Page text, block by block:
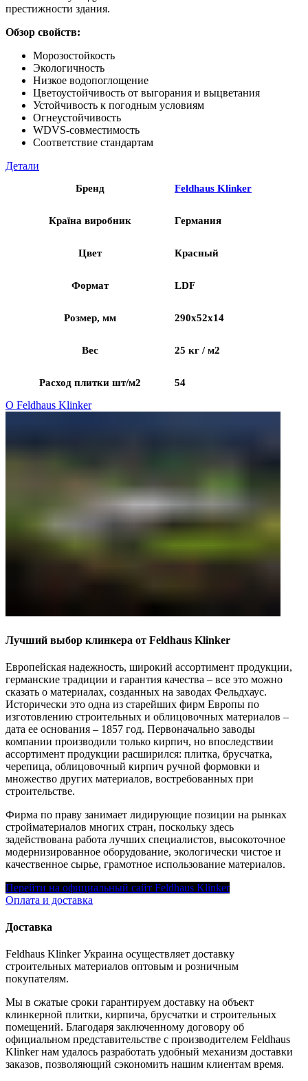
престижности здания.
Обзор свойств:
Морозостойкость
Экологичность
Низкое водопоглощение
Цветоустойчивость от выгорания и выцветания
Устойчивость к погодным условиям
Огнеустойчивость
WDVS-совместимость
Соответствие стандартам
Детали
Бренд Feldhaus Klinker
Країна виробник Германия
Цвет Красный
Формат LDF
Розмер, мм 290x52x14
Вес 25 кг / м2
Расход плитки шт/м2 54
О Feldhaus Klinker
Лучший выбор клинкера от Feldhaus Klinker
Европейская надежность, широкий ассортимент продукции,
германские традиции и гарантия качества – все это можно
сказать о материалах, созданных на заводах Фельдхаус.
Исторически это одна из старейших фирм Европы по
изготовлению строительных и облицовочных материалов –
дата ее основания – 1857 год. Первоначально заводы
компании производили только кирпич, но впоследствии
ассортимент продукции расширился: плитка, брусчатка,
черепица, облицовочный кирпич ручной формовки и
множество других материалов, востребованных при
строительстве.
Фирма по праву занимает лидирующие позиции на рынках
стройматериалов многих стран, поскольку здесь
задействована работа лучших специалистов, высокоточное
модернизированное оборудование, экологически чистое и
качественное сырье, грамотное использование материалов.
Перейти на официальный сайт Feldhaus Klinker
Оплата и доставка
Доставка
Feldhaus Klinker Украина осуществляет доставку
строительных материалов оптовым и розничным
покупателям.
Мы в сжатые сроки гарантируем доставку на объект
клинкерной плитки, кирпича, брусчатки и строительных
помещений. Благодаря заключенному договору об
официальном представительстве с производителем Feldhaus
Klinker нам удалось разработать удобный механизм доставки
заказов, позволяющий сэкономить нашим клиентам время.